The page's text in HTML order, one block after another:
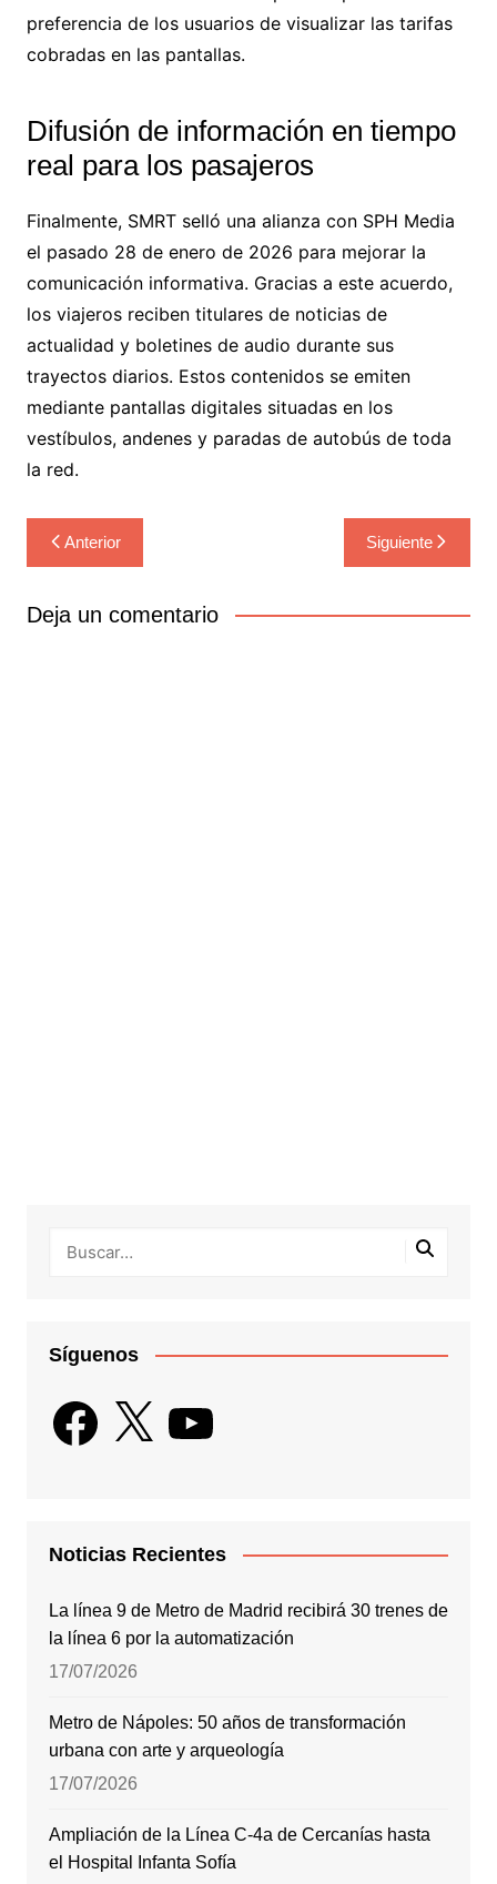
preferencia de los usuarios de visualizar las tarifas
cobradas en las pantallas.
Difusión de información en tiempo
real para los pasajeros
Finalmente, SMRT selló una alianza con SPH Media
el pasado 28 de enero de 2026 para mejorar la
comunicación informativa. Gracias a este acuerdo,
los viajeros reciben titulares de noticias de
actualidad y boletines de audio durante sus
trayectos diarios. Estos contenidos se emiten
mediante pantallas digitales situadas en los
vestíbulos, andenes y paradas de autobús de toda
la red.
Navegación
de
entradas
Anterior Siguiente
Deja un comentario
Síguenos
Facebook
X YouTube
Noticias Recientes
La línea 9 de Metro de Madrid recibirá 30 trenes de
la línea 6 por la automatización
17/07/2026
Metro de Nápoles: 50 años de transformación
urbana con arte y arqueología
17/07/2026
Ampliación de la Línea C-4a de Cercanías hasta
el Hospital Infanta Sofía